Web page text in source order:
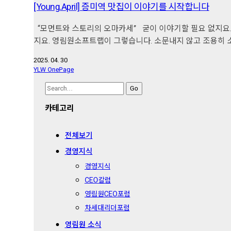
[Young.April] 증미역 맛집이 이야기를 시작합니다
“모먼트와 스토리의 오마카세” 굳이 이야기할 필요 없지
지요. 영림원소프트랩이 그렇습니다. 소문내지 않고 조용
2025. 04. 30
YLW OnePage
Search
카테고리
전체보기
경영지식
경영지식
CEO칼럼
영림원CEO포럼
차세대리더포럼
영림원 소식